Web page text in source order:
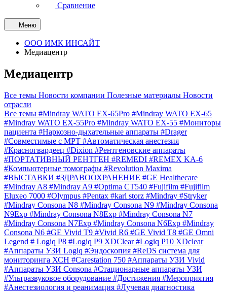
Сравнение
Меню
ООО ИМК ИНСАЙТ
Медиацентр
Медиацентр
Все темы Новости компании Полезные материалы Новости
отрасли
Все темы #Mindray WATO EX-65Pro #Mindray WATO EX-65
#Mindray WATO EX-55Pro #Mindray WATO EX-55 #Мониторы
пациента #Наркозно-дыхательные аппараты #Drager
#Совместимые с МРТ #Автоматическая анестезия
#Красногвардеец #Dixion #Рентгеновские аппараты
#ПОРТАТИВНЫЙ РЕНТГЕН #REMEDI #REMEX KA-6
#Компьютерные томографы #Revolution Maxima
#ВЫСТАВКИ #ЗДРАВООХРАНЕНИЕ #GE Healthecare
#Mindray A8 #Mindray A9 #Optima CT540 #Fujifilm #Fujifilm
Eluxeo 7000 #Olympus #Pentax #karl storz #Mindray #Stryker
#Mindray Consona N8 #Mindray Consona N9 #Mindray Consona
N9Exp #Mindray Consona N8Exp #Mindray Consona N7
#Mindray Consona N7Exp #Mindray Consona N6Exp #Mindray
Consona N6 #GE Vivid T9 #Vivid R6 #GE Vivid T8 #GE Omni
Legend # Logiq P8 #Logiq P9 XDClear #Logiq P10 XDclear
#Аппараты УЗИ Logiq #Эндоскопия #ReDS система для
мониторинга ХСН #Carestation 750 #Аппараты УЗИ Vivid
#Аппараты УЗИ Consona #Стационарные аппараты УЗИ
#Ультразвуковое оборудование #Достижения #Мероприятия
#Анестезиология и реанимация #Лучевая диагностика